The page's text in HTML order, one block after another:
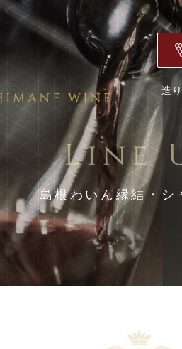
造
島根わいん縁結・シ